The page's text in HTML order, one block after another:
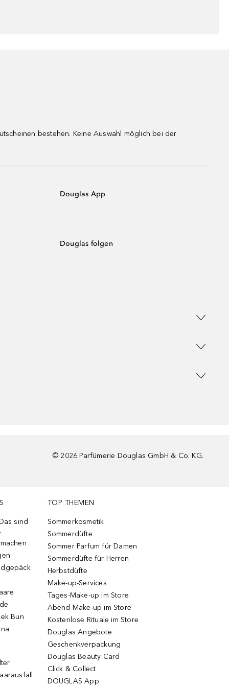
bestehen. Keine Auswahl möglich bei der
Douglas App
Douglas folgen
© 2026 Parfümerie Douglas GmbH & Co. KG.
sind
Bun
TOP THEMEN
Sommerkosmetik
Sommerdüfte
Sommer Parfum für Damen
Sommerdüfte für Herren
Herbstdüfte
Make-up-Services
Tages-Make-up im Store
Abend-Make-up im Store
Kostenlose Rituale im Store
Douglas Angebote
Geschenkverpackung
Douglas Beauty Card
Click & Collect
DOUGLAS App